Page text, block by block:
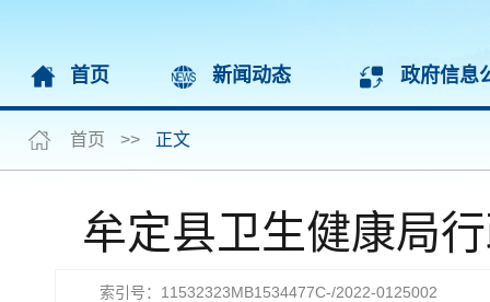
首页 新闻动态 政府信息
首页 >> 正文
牟定县卫生健康局
索引号：11532323MB1534477C-/2022-0125002